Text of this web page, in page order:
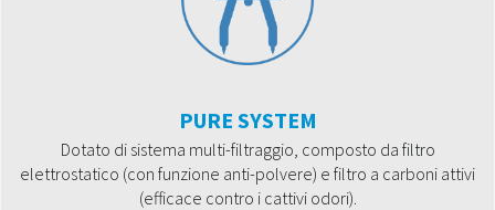
PURE SYSTEM
Dotato di sistema multi-filtraggio, composto da filtro
elettrostatico (con funzione anti-polvere) e filtro a carboni attivi
(efficace contro i cattivi odori).